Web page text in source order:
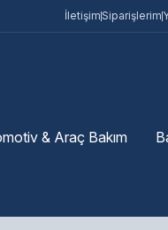
İletişimSiparişlerim
& Araç Bakım